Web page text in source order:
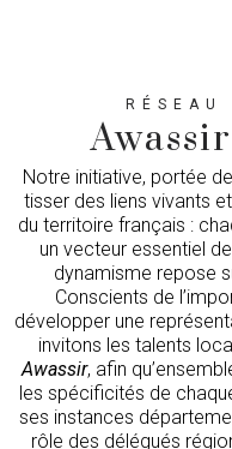
RÉSEAU
Notre initiative, portée
tisser des liens vivants
du territoire français :
un vecteur essentiel
dynamisme repose
Conscients de
développer une
invitons les talents
Awassir, afin
les spécificités de
ses instances
rôle des délégués